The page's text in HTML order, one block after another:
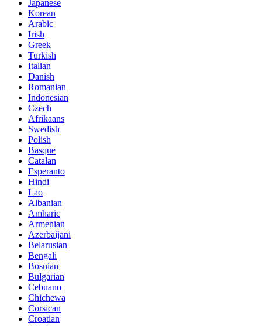
Japanese
Korean
Arabic
Irish
Greek
Turkish
Italian
Danish
Romanian
Indonesian
Czech
Afrikaans
Swedish
Polish
Basque
Catalan
Esperanto
Hindi
Lao
Albanian
Amharic
Armenian
Azerbaijani
Belarusian
Bengali
Bosnian
Bulgarian
Cebuano
Chichewa
Corsican
Croatian